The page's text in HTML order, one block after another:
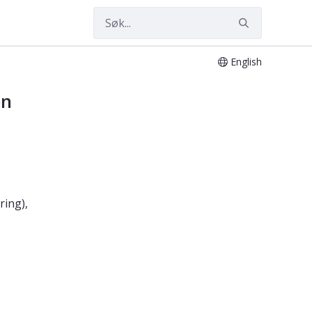
English